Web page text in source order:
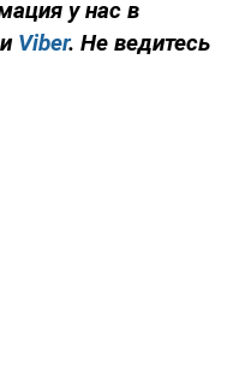
у нас в
Viber. Не ведитесь